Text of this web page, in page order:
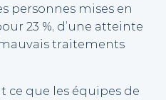
personnes mises en
23 %, d’une atteinte
traitements
ce que les équipes de